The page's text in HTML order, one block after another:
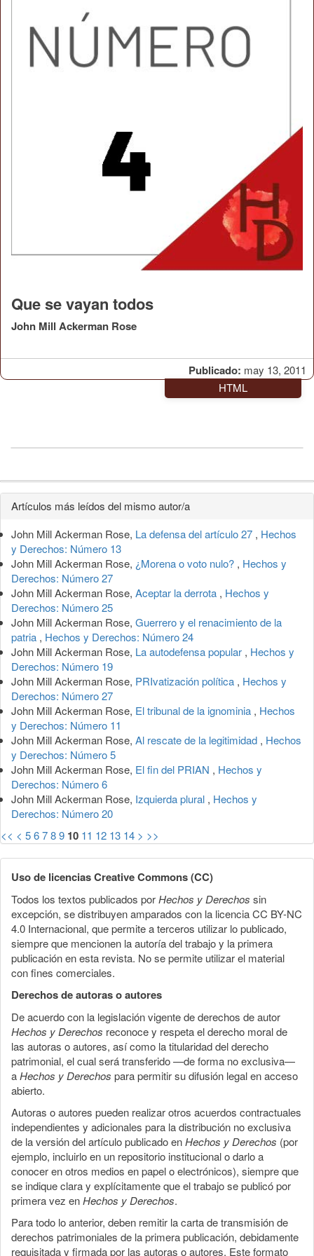
Publicado: may 13, 2011
Que se vayan todos
John Mill Ackerman Rose
HTML
Detalles
del
artículo
Artículos más leídos del mismo autor/a
John Mill Ackerman Rose, La defensa del artículo 27 , Hechos
y Derechos: Número 13
John Mill Ackerman Rose, ¿Morena o voto nulo? , Hechos y
Derechos: Número 27
John Mill Ackerman Rose, Aceptar la derrota , Hechos y
Derechos: Número 25
John Mill Ackerman Rose, Guerrero y el renacimiento de la
patria , Hechos y Derechos: Número 24
John Mill Ackerman Rose, La autodefensa popular , Hechos y
Derechos: Número 19
John Mill Ackerman Rose, PRIvatización política , Hechos y
Derechos: Número 27
John Mill Ackerman Rose, El tribunal de la ignominia , Hechos
y Derechos: Número 11
John Mill Ackerman Rose, Al rescate de la legitimidad , Hechos
y Derechos: Número 5
John Mill Ackerman Rose, El fin del PRIAN , Hechos y
Derechos: Número 6
John Mill Ackerman Rose, Izquierda plural , Hechos y
Derechos: Número 20
<< < 56789 10 11 12 13 14 > >>
Uso de licencias Creative Commons (CC)
Todos los textos publicados porHechos y Derechos sin
excepción, se distribuyen amparados con la licencia CC BY-NC
4.0 Internacional, que permite a terceros utilizar lo publicado,
siempre que mencionen la autoría del trabajo y la primera
publicación en esta revista. No se permite utilizar el material
con fines comerciales.
Derechos de autoras o autores
De acuerdo con la legislación vigente de derechos de autor
Hechos y Derechos reconoce y respeta el derecho moral de
las autoras o autores, así como la titularidad del derecho
patrimonial, el cual será transferido —de forma no exclusiva—
aHechos y Derechos para permitir su difusión legal en acceso
abierto.
Autoras o autores pueden realizar otros acuerdos contractuales
independientes y adicionales para la distribución no exclusiva
de la versión del artículo publicado enHechos y Derechos (por
ejemplo, incluirlo en un repositorio institucional o darlo a
conocer en otros medios en papel o electrónicos), siempre que
se indique clara y explícitamente que el trabajo se publicó por
primera vez enHechos y Derechos.
Para todo lo anterior, deben remitir la carta de transmisión de
derechos patrimoniales de la primera publicación, debidamente
requisitada y firmada por las autoras o autores. Este formato